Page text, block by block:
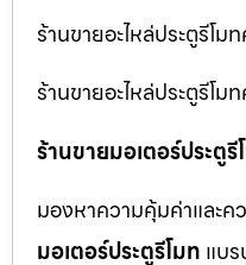
ร้านขายอะไหล่ประตูรีโ
ร้านขายอะไหล่ประตูรีโ
ร้านขายมอเตอร์ประตู
มองหาความคุ้มค่าและ
มอเตอร์ประตูรีโมท แบ